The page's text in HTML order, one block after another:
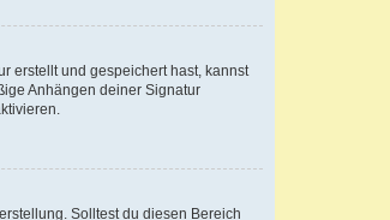
erstellt und gespeichert hast, kannst
Anhängen deiner Signatur
Solltest du diesen Bereich